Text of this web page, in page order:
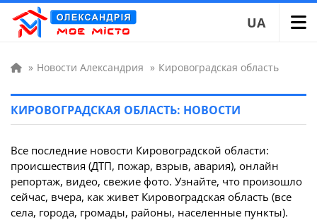
UA
» Новости Александрия » Кировоградская область
КИРОВОГРАДСКАЯ ОБЛАСТЬ: НОВОСТИ
Все последние новости Кировоградской области:
происшествия (ДТП, пожар, взрыв, авария), онлайн
репортаж, видео, свежие фото. Узнайте, что произошло
сейчас, вчера, как живет Кировоградская область (все
села, города, громады, районы, населенные пункты).